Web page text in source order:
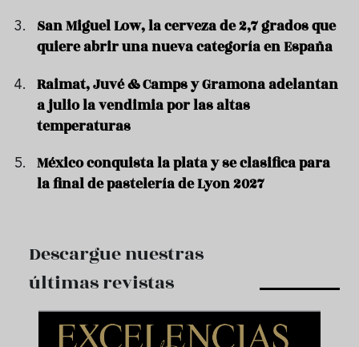
San Miguel Low, la cerveza de 2,7 grados que
quiere abrir una nueva categoría en España
Raimat, Juvé & Camps y Gramona adelantan
a julio la vendimia por las altas
temperaturas
México conquista la plata y se clasifica para
la final de pastelería de Lyon 2027
Descargue nuestras
últimas revistas